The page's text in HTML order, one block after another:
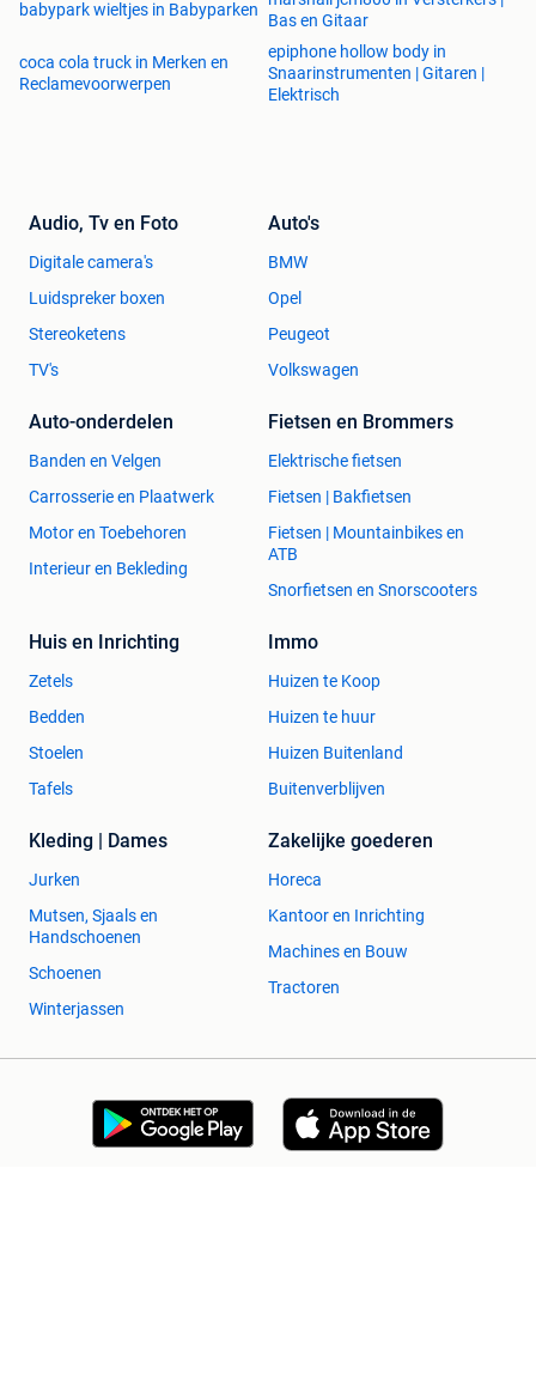
babypark wieltjes in Babyparken
Bas en Gitaar
coca cola truck in Merken en
Reclamevoorwerpen
epiphone hollow body in
Snaarinstrumenten | Gitaren |
Elektrisch
Audio, Tv en Foto
Digitale camera's
Luidspreker boxen
Stereoketens
TV's
Auto's
BMW
Opel
Peugeot
Volkswagen
Auto-onderdelen
Banden en Velgen
Carrosserie en Plaatwerk
Motor en Toebehoren
Interieur en Bekleding
Fietsen en Brommers
Elektrische fietsen
Fietsen | Bakfietsen
Fietsen | Mountainbikes en
ATB
Snorfietsen en Snorscooters
Huis en Inrichting
Zetels
Bedden
Stoelen
Tafels
Immo
Huizen te Koop
Huizen te huur
Huizen Buitenland
Buitenverblijven
Kleding | Dames
Jurken
Mutsen, Sjaals en
Handschoenen
Schoenen
Winterjassen
Zakelijke goederen
Horeca
Kantoor en Inrichting
Machines en Bouw
Tractoren